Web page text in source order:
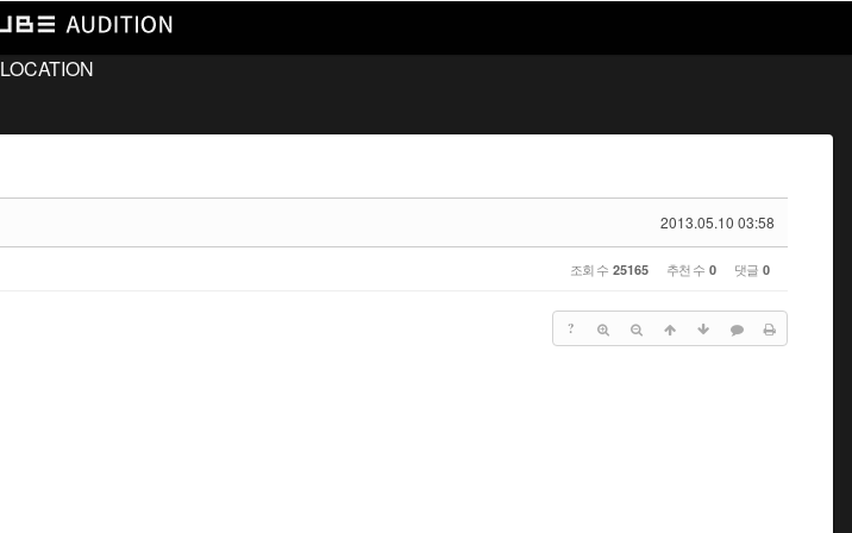
LOCATION
2013.05.10 03:58
조회 수 25165 추천 수 0 댓글 0
?